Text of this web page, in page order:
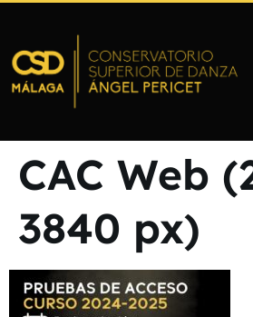
CAC Web
3840 px)